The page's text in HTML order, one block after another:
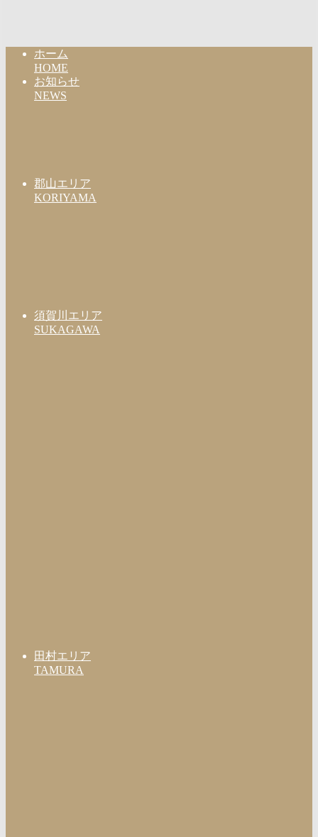
ホーム
HOME
お知らせ
NEWS
郡山エリア
KORIYAMA
須賀川エリア
SUKAGAWA
田村エリア
TAMURA